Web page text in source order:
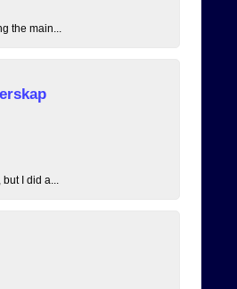
the main...
I did a...